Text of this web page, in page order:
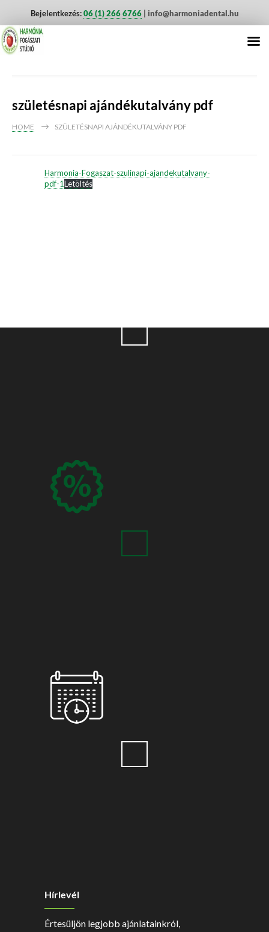
Bejelentkezés: 06 (1) 266 6766| info@harmoniadental.hu
születésnapi ajándékutalvány pdf
HOME SZÜLETÉSNAPI AJÁNDÉKUTALVÁNY PDF
Harmonia-Fogaszat-szulinapi-ajandekutalvany-
pdf-1Letöltés
Hírlevél
Értesüljön legjobb ajánlatainkról,